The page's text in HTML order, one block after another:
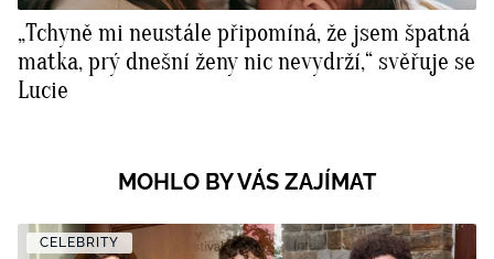
„Tchyně mi neustále připomíná, že jsem špatná
matka, prý dnešní ženy nic nevydrží,“ svěřuje se
Lucie
MOHLO BY VÁS ZAJÍMAT
CELEBRITY